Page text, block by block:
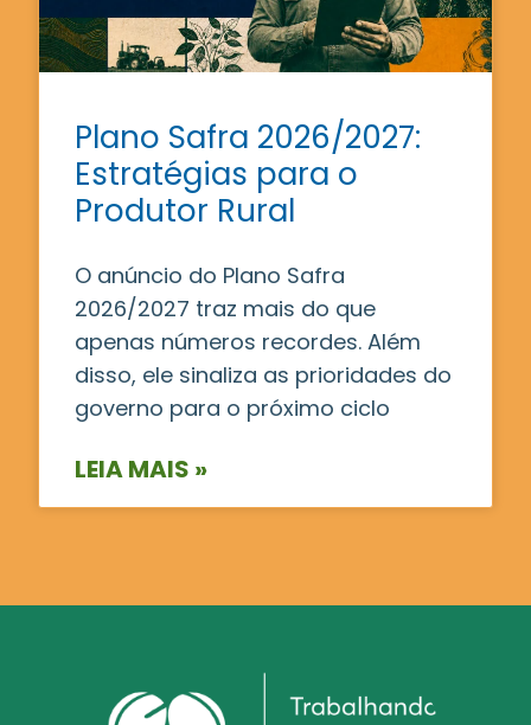
Plano Safra 2026/2027:
Estratégias para o
Produtor Rural
O anúncio do Plano Safra
2026/2027 traz mais do que
apenas números recordes. Além
disso, ele sinaliza as prioridades do
governo para o próximo ciclo
LEIA MAIS »